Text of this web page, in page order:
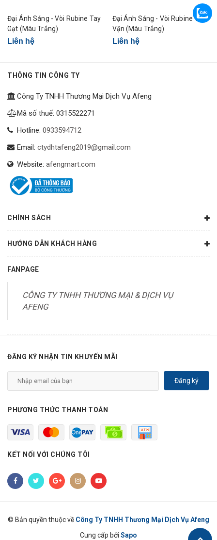
Đại Ánh Sáng - Vòi Rubine Tay
Gạt (Màu Trắng)
Liên hệ
Đại Ánh Sáng - Vòi Rubine Tay
Vặn (Màu Trắng)
Liên hệ
THÔNG TIN CÔNG TY
Công Ty TNHH Thương Mại Dịch Vụ Afeng
Mã số thuế: 0315522271
Hotline: 0933594712
Email: ctydhtafeng2019@gmail.com
Website: afengmart.com
CHÍNH SÁCH
HƯỚNG DẪN KHÁCH HÀNG
FANPAGE
CÔNG TY TNHH THƯƠNG MẠI & DỊCH VỤ
AFENG
ĐĂNG KÝ NHẬN TIN KHUYẾN MÃI
Đăng ký
PHƯƠNG THỨC THANH TOÁN
KẾT NỐI VỚI CHÚNG TÔI
© Bản quyền thuộc về Công Ty TNHH Thương Mại Dịch Vụ Afeng
Cung cấp bởi Sapo